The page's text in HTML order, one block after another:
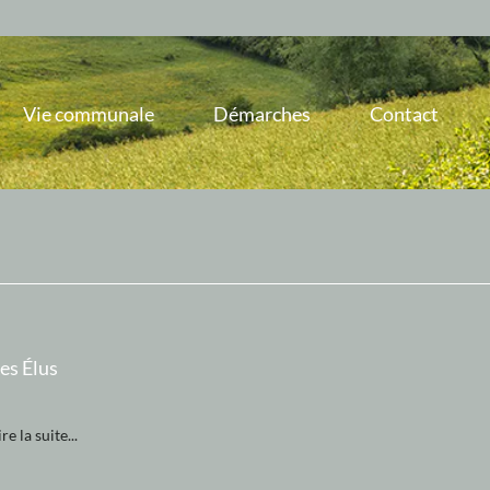
Vie communale Démarches Contact
Élus
la suite...